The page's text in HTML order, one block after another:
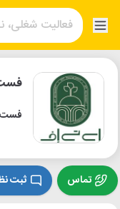
فست
تماس ثبت